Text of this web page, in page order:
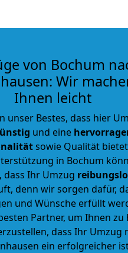
von Bochum
Wir
Ihnen leicht
unser Bestes, dass hier
und eine
sowie Qualität
in Bochum
dass Ihr Umzug
denn wir sorgen dafür,
und Wünsche erfüllt
Partner, um Ihnen zu
dass Ihr Umzug
ein erfolgreicher